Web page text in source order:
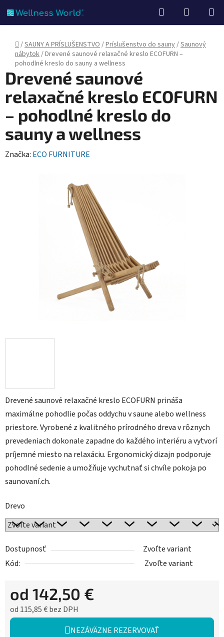
na
obsah
Hľadať
KOŠÍK
Domov
/SAUNY A PRÍSLUŠENSTVO/Príslušenstvo do sauny/Saunový
nábytok/Drevené saunové relaxačné kreslo ECOFURN –
pohodlné kreslo do sauny a wellness
Drevené saunové relaxačné kreslo ECOFURN prináša
maximálne pohodlie počas oddychu v saune alebo wellness
priestore. Vyrobené z kvalitného prírodného dreva v rôznych
prevedeniach dokonale zapadne do každého interiéru a vytvorí
príjemné miesto na relaxáciu. Ergonomický dizajn podporuje
pohodlné sedenie a umožňuje vychutnať si chvíle pokoja po
saunovaní.ch.
Drevo
Dostupnosť
Zvoľte variant
Kód:
Zvoľte variant
od 142,50 €
od 115,85 €bez DPH
Jednotková cena: NEZÁVÄZNE REZERVOVAŤ
Drevené saunové
relaxačné kreslo ECOFURN
– pohodlné kreslo do
sauny a wellness
Značka: ECO FURNITURE